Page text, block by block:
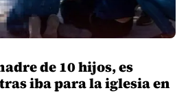
de 10 hijos, es
iba para la iglesia en